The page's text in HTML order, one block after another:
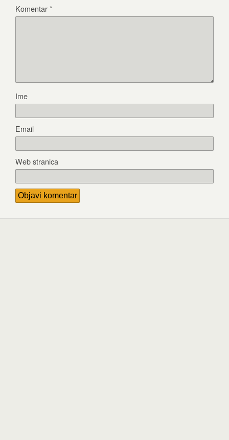
Komentar*
Ime
Email
Web stranica